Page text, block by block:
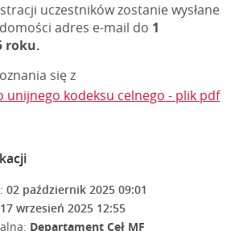
uczestników zostanie wysłane
adres e-mail do 1
roku.
się z
unijnego kodeksu celnego - plik pdf
02 październik 2025 09:01
17 wrzesień 2025 12:55
Departament Ceł MF